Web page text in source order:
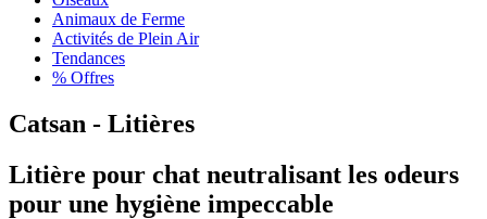
Animaux de Ferme
Activités de Plein Air
Tendances
% Offres
Catsan - Litières
Litière pour chat neutralisant les odeurs
pour une hygiène impeccable